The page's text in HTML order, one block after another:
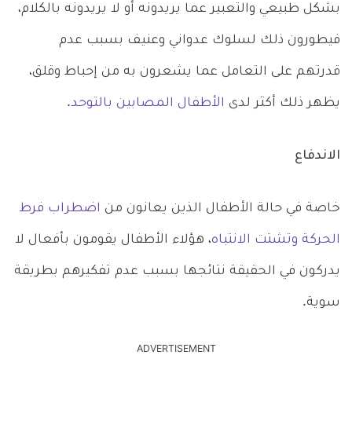
بشكل طبيعي والتعبير عما يريدونه أو لا يريدونه بالكلام،
فيطورون ذلك لسلوك عدواني وعنيف بسبب عدم
قدرتهم على التعامل عما يشعرون به من إحباط وقلق،
يظهر ذلك أكثر لدى الأطفال المصابين بالتوحد.
الاندفاع
خاصة في حالة الأطفال الذين يعانون من اضطراب فرط
الحركة وتشتت الانتباه، هؤلاء الأطفال يقومون بأفعال لا
يدركون في الحقيقة نتائجها بسبب عدم تفكيرهم بطريقة
سوية.
ADVERTISEMENT